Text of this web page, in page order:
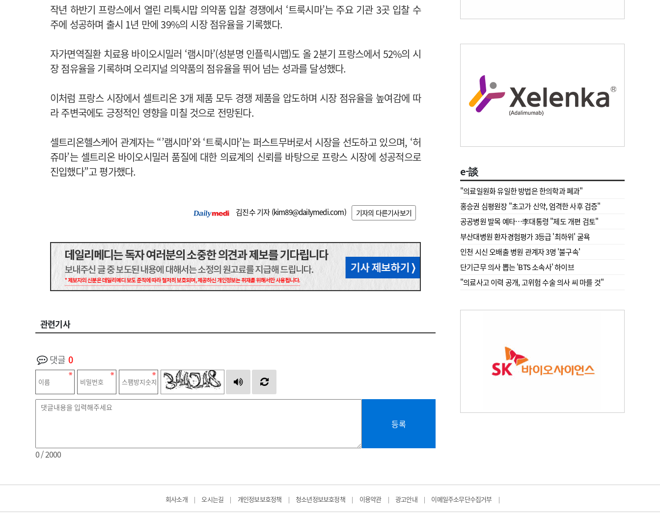
작년 하반기 프랑스에서 열린 리툭시맙 의약품 입찰 경쟁에서 ‘트룩시마’는 주요 기관 3곳 입찰 수
주에 성공하며 출시 1년 만에 39%의 시장 점유율을 기록했다.
자가면역질환 치료용 바이오시밀러 ‘램시마’(성분명 인플릭시맵)도 올 2분기 프랑스에서 52%의 시
장 점유율을 기록하며 오리지널 의약품의 점유율을 뛰어 넘는 성과를 달성했다.
이처럼 프랑스 시장에서 셀트리온 3개 제품 모두 경쟁 제품을 압도하며 시장 점유율을 높여감에 따
라 주변국에도 긍정적인 영향을 미칠 것으로 전망된다.
셀트리온헬스케어 관계자는 “’램시마’와 ‘트룩시마’는 퍼스트무버로서 시장을 선도하고 있으며, ‘허
쥬마’는 셀트리온 바이오시밀러 품질에 대한 의료계의 신뢰를 바탕으로 프랑스 시장에 성공적으로
진입했다”고 평가했다.
김진수 기자 (kim89@dailymedi.com) 기자의 다른기사보기
관련기사
댓글 0
등록
0/ 2000
e-談
"의료일원화 유일한 방법은 한의학과 폐과"
홍승권 심평원장 " 초고가 신약, 엄격한 사후 검증"
공공병원 발목 예타…李대통령 "제도 개편 검토"
부산대병원 환자경험평가 3등급 '최하위' 굴욕
인천 시신 오배출 병원 관계자 3명 '불구속'
단기근무 의사 뽑는 'BTS 소속사' 하이브
"의료사고 이력 공개, 고위험 수술 의사 씨 마를 것"
회사소개 | 오시는길 | 개인정보보호정책 | 청소년정보보호정책 | 이용약관 | 광고안내 | 이메일주소무단수집거부 |